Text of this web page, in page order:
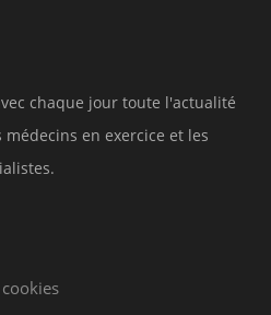
chaque jour toute l'actualité
en exercice et les